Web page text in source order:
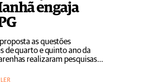
engaja
as questões
de quarto e quinto ano da
realizaram pesquisas